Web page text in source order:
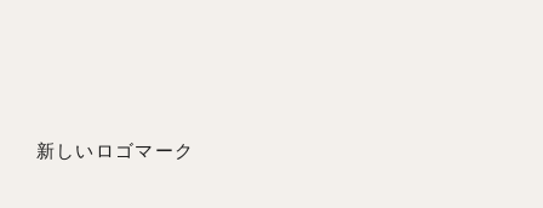
新しいロゴマーク